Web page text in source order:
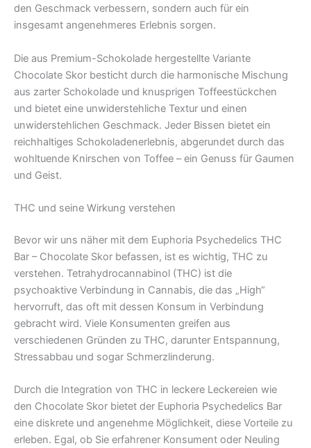
den Geschmack verbessern, sondern auch für ein
insgesamt angenehmeres Erlebnis sorgen.
Die aus Premium-Schokolade hergestellte Variante
Chocolate Skor besticht durch die harmonische Mischung
aus zarter Schokolade und knusprigen Toffeestückchen
und bietet eine unwiderstehliche Textur und einen
unwiderstehlichen Geschmack. Jeder Bissen bietet ein
reichhaltiges Schokoladenerlebnis, abgerundet durch das
wohltuende Knirschen von Toffee – ein Genuss für Gaumen
und Geist.
THC und seine Wirkung verstehen
Bevor wir uns näher mit dem Euphoria Psychedelics THC
Bar – Chocolate Skor befassen, ist es wichtig, THC zu
verstehen. Tetrahydrocannabinol (THC) ist die
psychoaktive Verbindung in Cannabis, die das „High“
hervorruft, das oft mit dessen Konsum in Verbindung
gebracht wird. Viele Konsumenten greifen aus
verschiedenen Gründen zu THC, darunter Entspannung,
Stressabbau und sogar Schmerzlinderung.
Durch die Integration von THC in leckere Leckereien wie
den Chocolate Skor bietet der Euphoria Psychedelics Bar
eine diskrete und angenehme Möglichkeit, diese Vorteile zu
erleben. Egal, ob Sie erfahrener Konsument oder Neuling